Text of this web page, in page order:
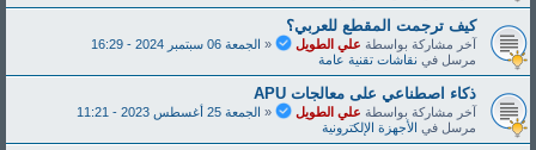
كيف ترجمت المقطع للعربي؟
آخر مشاركة بواسطة علي الطويل « الجمعة 06 سبتمبر 2024 - 16:29
مرسل في نقاشات تقنية عامة
ذكاء اصطناعي على معالجات APU
آخر مشاركة بواسطة علي الطويل « الجمعة 25 أغسطس 2023 - 11:21
مرسل في الأجهزة الإلكترونية